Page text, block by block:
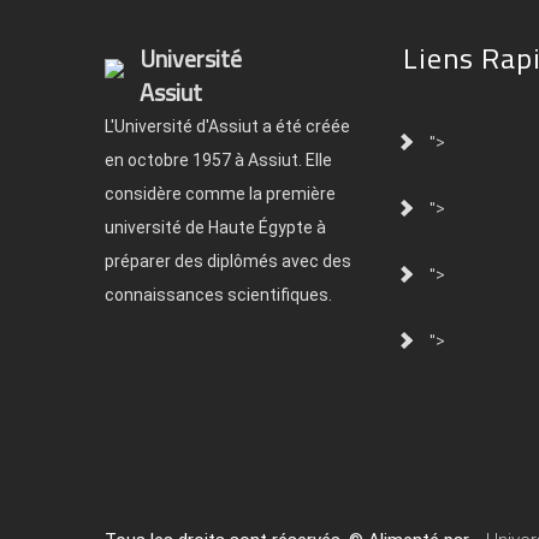
Université
Assiut
L'Université d'Assiut a été créée
en octobre 1957 à Assiut. Elle
considère comme la première
université de Haute Égypte à
préparer des diplômés avec des
connaissances scientifiques.
Liens
">
">
">
">